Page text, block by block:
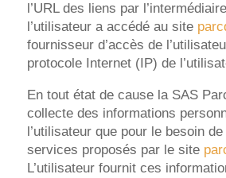
l’URL des liens par
l’utilisateur a accédé au site
fournisseur d’accès de
protocole Internet (IP) de
En tout état de cause la SAS
collecte des informations
l’utilisateur que pour le besoin
services proposés par le site
L’utilisateur fournit ces